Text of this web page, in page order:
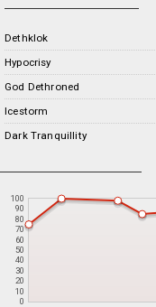
Dethklok
Hypocrisy
God Dethroned
Icestorm
Dark Tranquillity
0
10
20
30
40
50
60
70
80
90
100